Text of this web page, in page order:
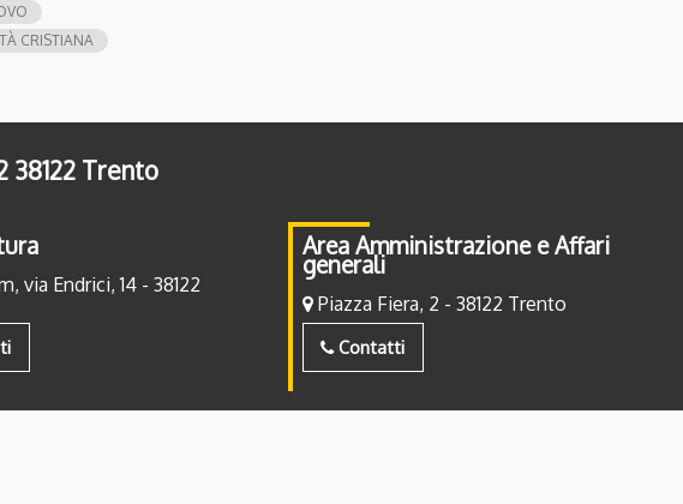
CRISTIANA
38122 Trento
via Endrici, 14 - 38122
Area Amministrazione e Affari
generali
Piazza Fiera, 2 - 38122 Trento
Contatti